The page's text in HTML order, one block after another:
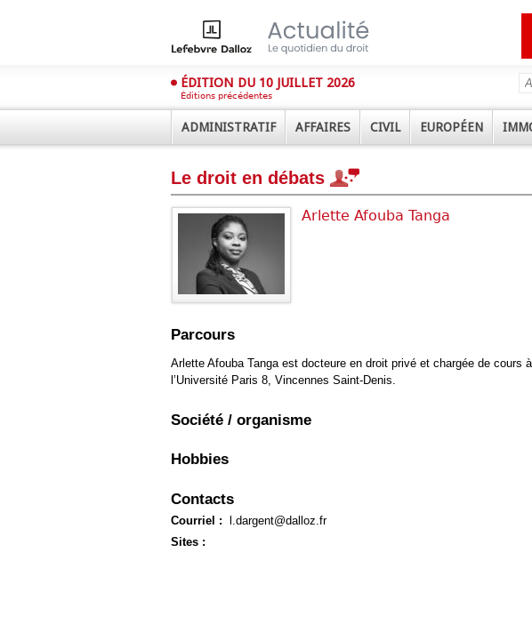
ÉDITION DU 10 JUILLET 2026
Éditions précédentes
ADMINISTRATIF AFFAIRES CIVIL EUROPÉEN
Le droit en débats
Arlette Afouba Tanga
Parcours
Arlette Afouba Tanga est docteure en droit privé et chargée de cours
l’Université Paris 8, Vincennes Saint-Denis.
Société / organisme
Hobbies
Contacts
Courriel : l.dargent@dalloz.fr
Sites :